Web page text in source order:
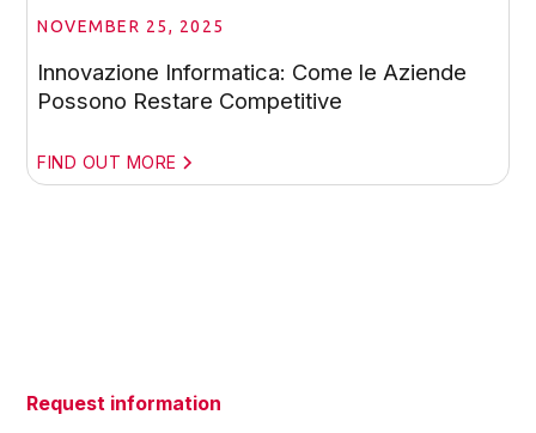
NOVEMBER 25, 2025
Innovazione Informatica: Come le Aziende
Possono Restare Competitive
FIND OUT MORE
Request information